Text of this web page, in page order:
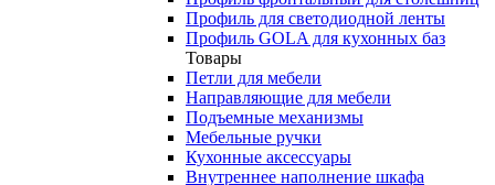
Профиль для светодиодной ленты
Профиль GOLA для кухонных баз
Товары
Петли для мебели
Направляющие для мебели
Подъемные механизмы
Мебельные ручки
Кухонные аксессуары
Внутреннее наполнение шкафа